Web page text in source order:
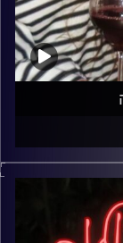
הגיע הזמן
שרנו לבנה.
פחד
בזוגיות וכל